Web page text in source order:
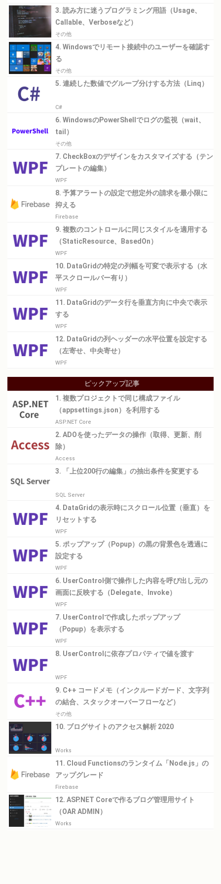
3. 読み方に迷うプログラミング用語（Usage、
Callable、Verboseなど）
その他
4. Windowsでリモート接続中のユーザーを確認す
る
その他
5. 連続した数値でグループ分けする方法（Linq）
C#
6. WindowsのPowerShellでログの監視（wait、
tail）
その他
7. CheckBoxのデザインをカスタマイズする（テン
プレートの編集）
WPF
8. 予算アラートの設定で想定外の請求を最小限に
抑える
Firebase
9. 複数のコントロールに同じスタイルを適用する
（StaticResource、BasedOn）
WPF
10. DataGridの特定の列幅を可変で表示する（水
平スクロールバー有り）
WPF
11. DataGridのデータ行を垂直方向に中央で表示
する
WPF
12. DataGridの列ヘッダーの水平位置を設定する
（左寄せ、中央寄せ）
WPF
ピックアップ記事
1. 複数プロジェクトで同じ構成ファイル
（appsettings.json）を利用する
ASP.NET Core
2. ADOを使ったデータの操作（取得、更新、削
除）
Access
3. 「上位200行の編集」の抽出条件を変更する
SQL Server
4. DataGridの表示時にスクロール位置（垂直）を
リセットする
WPF
5. ポップアップ（Popup）の黒の背景色を透過に
設定する
WPF
6. UserControl側で操作した内容を呼び出し元の
画面に反映する（Delegate、Invoke）
WPF
7. UserControlで作成したポップアップ
（Popup）を表示する
WPF
8. UserControlに依存プロパティで値を渡す
WPF
9. C++ コードメモ（インクルードガード、文字列
の結合、スタックオーバーフローなど）
その他
10. ブログサイトのアクセス解析 2020
Works
11. Cloud Functionsのランタイム「Node.js」の
アップグレード
Firebase
12. ASP.NET Coreで作るブログ管理用サイト
（OAR ADMIN）
Works